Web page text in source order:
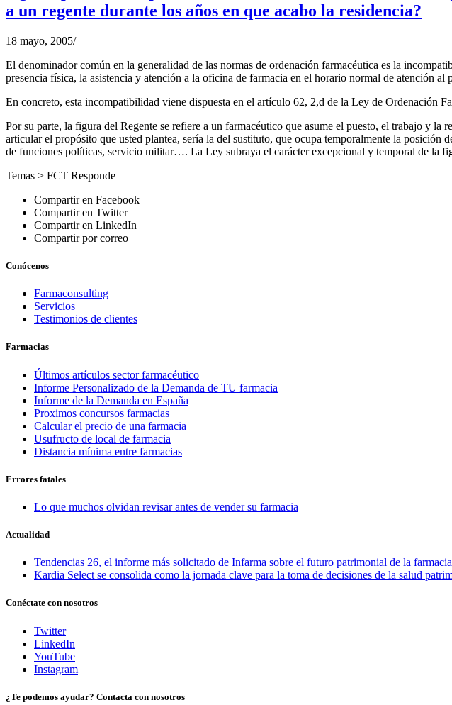
a un regente durante los años en que acabo la residencia?
18 mayo, 2005/
El denominador común en la generalidad de las normas de ordenación farmacéutica es la
presencia física, la asistencia y atención a la oficina de farmacia en el horario normal de atención
En concreto, esta incompatibilidad viene dispuesta en el artículo 62, 2,d de la Ley de Ordenación
Por su parte, la figura del Regente se refiere a un farmacéutico que asume el puesto, el trabajo y
articular el propósito que usted plantea, sería la del sustituto, que ocupa temporalmente la posición
de funciones políticas, servicio militar…. La Ley subraya el carácter excepcional y temporal de la
Temas > FCT Responde
Compartir en Facebook
Compartir en Twitter
Compartir en LinkedIn
Compartir por correo
Conócenos
Farmaconsulting
Servicios
Testimonios de clientes
Farmacias
Últimos artículos sector farmacéutico
Informe Personalizado de la Demanda de TU farmacia
Informe de la Demanda en España
Proximos concursos farmacias
Calcular el precio de una farmacia
Usufructo de local de farmacia
Distancia mínima entre farmacias
Errores fatales
Lo que muchos olvidan revisar antes de vender su farmacia
Actualidad
Tendencias 26, el informe más solicitado de Infarma sobre el futuro patrimonial de la farmacia
Kardia Select se consolida como la jornada clave para la toma de decisiones de la salud
Conéctate con nosotros
Twitter
LinkedIn
YouTube
Instagram
¿Te podemos ayudar? Contacta con nosotros